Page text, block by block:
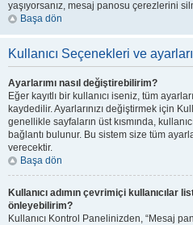
yaşıyorsanız, mesaj panosu çerezlerini
Başa dön
Kullanıcı Seçenekleri ve ayarları
Ayarlarımı nasıl değiştirebilirim?
Eğer kayıtlı bir kullanıcı iseniz, tüm
kaydedilir. Ayarlarınızı değiştirmek için
genellikle sayfaların üst kısmında,
bağlantı bulunur. Bu sistem size tüm
verecektir.
Başa dön
Kullanıcı adımın çevrimiçi kullanıcılar
önleyebilirim?
Kullanıcı Kontrol Panelinizden, “Mesaj